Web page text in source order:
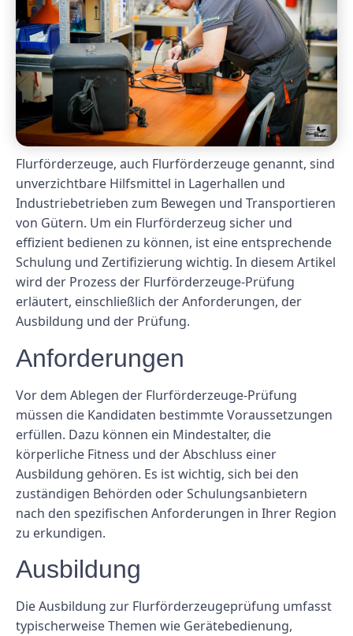
Flurförderzeuge, auch Flurförderzeuge genannt, sind
unverzichtbare Hilfsmittel in Lagerhallen und
Industriebetrieben zum Bewegen und Transportieren
von Gütern. Um ein Flurförderzeug sicher und
effizient bedienen zu können, ist eine entsprechende
Schulung und Zertifizierung wichtig. In diesem Artikel
wird der Prozess der Flurförderzeuge-Prüfung
erläutert, einschließlich der Anforderungen, der
Ausbildung und der Prüfung.
Anforderungen
Vor dem Ablegen der Flurförderzeuge-Prüfung
müssen die Kandidaten bestimmte Voraussetzungen
erfüllen. Dazu können ein Mindestalter, die
körperliche Fitness und der Abschluss einer
Ausbildung gehören. Es ist wichtig, sich bei den
zuständigen Behörden oder Schulungsanbietern
nach den spezifischen Anforderungen in Ihrer Region
zu erkundigen.
Ausbildung
Die Ausbildung zur Flurförderzeugeprüfung umfasst
typischerweise Themen wie Gerätebedienung,